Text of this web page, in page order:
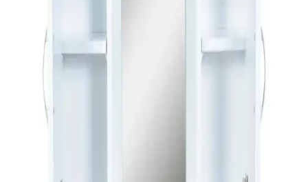
Ev yenileme projelerinde dayanıklı banyo musluğu seçimi için
sağlam pirinç gövde, seramik disk kartuş, kaliteli kaplama ve
güvenilir markalar ön plandadır. Su kalitesi ve bakım da kullanım
ömrünü etkiler.
Riva Havluları: Estetik ve Konfor Sunan Banyo ve
Dekorasyon Ürünleri